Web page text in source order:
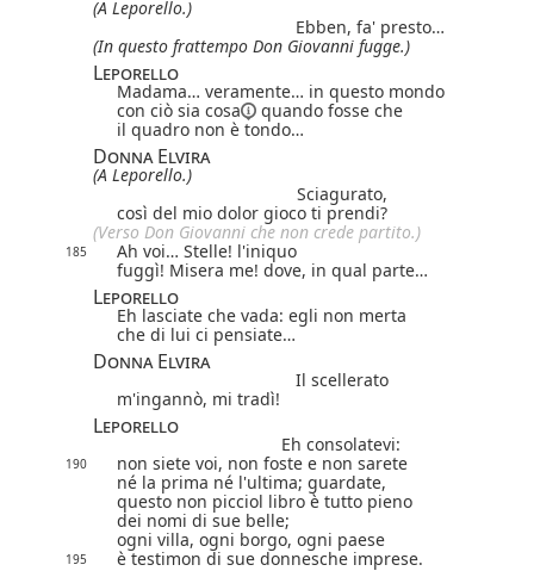
(A Leporello.)
Ebben, fa' presto…
(In questo frattempo Don Giovanni fugge.)
Leporello
Madama… veramente… in questo mondo
con ciò sia cosa
quando fosse che
il quadro non è tondo…
Donna Elvira
(A Leporello.)
Sciagurato,
così del mio dolor gioco ti prendi?
(Verso Don Giovanni che non crede partito.)
185
Ah voi… Stelle! l'iniquo
fuggì! Misera me! dove, in qual parte…
Leporello
Eh lasciate che vada: egli non merta
che di lui ci pensiate…
Donna Elvira
Il scellerato
m'ingannò, mi tradì!
Leporello
Eh consolatevi:
190 non siete voi, non foste e non sarete
né la prima né l'ultima; guardate,
questo non picciol libro è tutto pieno
dei nomi di sue belle;
ogni villa, ogni borgo, ogni paese
195 è testimon di sue donnesche imprese.